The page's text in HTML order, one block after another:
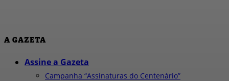
A GAZETA
Assine a Gazeta
Campanha “Assinaturas do Centenário”